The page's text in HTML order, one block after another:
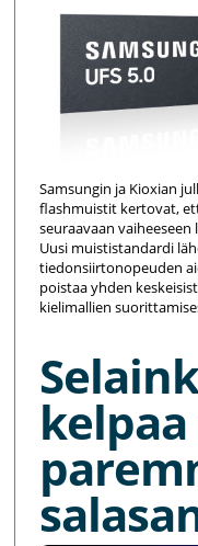
Samsungin ja Kioxian
flashmuistit kertovat,
seuraavaan
Uusi muististandardi
tiedonsiirtonopeuden
poistaa yhden
kielimallien